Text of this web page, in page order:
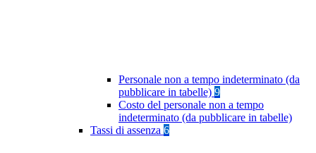
Personale non a tempo indeterminato (da
pubblicare in tabelle) 9
Costo del personale non a tempo
indeterminato (da pubblicare in tabelle)
Tassi di assenza 6